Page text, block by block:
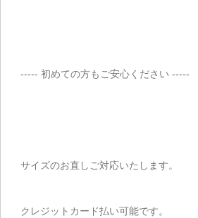
----- 初めての方もご安心ください -----
サイズのお直しご対応いたします。
クレジットカード払い可能です。